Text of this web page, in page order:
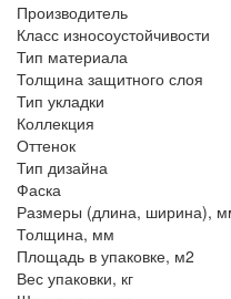
Производитель
Класс износоустойчивости
Тип материала
Толщина защитного слоя
Тип укладки
Коллекция
Оттенок
Тип дизайна
Фаска
Размеры (длина, ширина),
Толщина, мм
Площадь в упаковке, м2
Вес упаковки, кг